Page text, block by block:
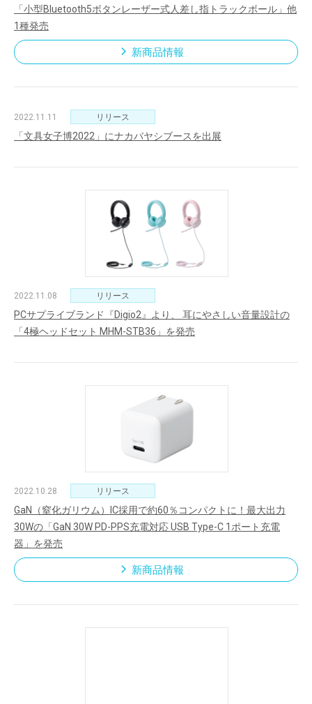
「小型Bluetooth5ボタンレーザー式人差し指トラックボール」他
1種発売
新商品情報
2022.11.11 リリース
「文具女子博2022」にナカバヤシブースを出展
2022.11.08 リリース
PCサプライブランド『Digio2』より、 耳にやさしい音量設計の
「4極ヘッドセット MHM-STB36」を発売
2022.10.28 リリース
GaN（窒化ガリウム）IC採用で約60％コンパクトに！最大出力
30Wの「GaN 30W PD-PPS充電対応 USB Type-C 1ポート充電
器」を発売
新商品情報